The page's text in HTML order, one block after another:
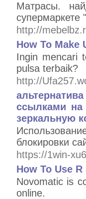
Матрасы.
супермаркете
http://
How To Make
Ingin mencari
pulsa terbaik?
http://
ссылками на
зеркальную
блокировки
https://1win-
How To Use
Novomatic is
online.